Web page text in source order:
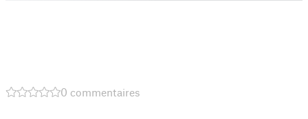
0 commentaires